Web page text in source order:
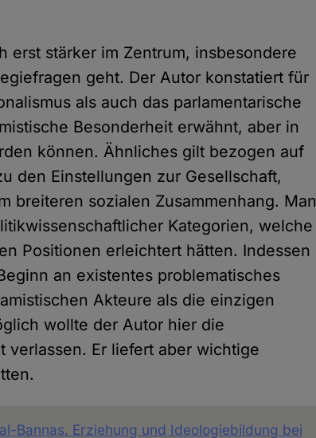
erst stärker im Zentrum, insbesondere
geht. Der Autor konstatiert für
als auch das parlamentarische
Besonderheit erwähnt, aber in
können. Ähnliches gilt bezogen auf
den Einstellungen zur Gesellschaft,
breiteren sozialen Zusammenhang. Man
Kategorien, welche
Positionen erleichtert hätten. Indessen
an existentes problematisches
Akteure als die einzigen
wollte der Autor hier die
verlassen. Er liefert aber wichtige
Bannas. Erziehung und Ideologiebildung bei